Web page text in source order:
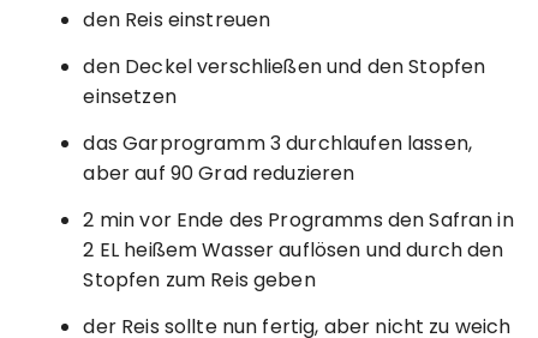
den Reis einstreuen
den Deckel verschließen und den Stopfen
einsetzen
das Garprogramm 3 durchlaufen lassen,
aber auf 90 Grad reduzieren
2 min vor Ende des Programms den Safran in
2 EL heißem Wasser auflösen und durch den
Stopfen zum Reis geben
der Reis sollte nun fertig, aber nicht zu weich